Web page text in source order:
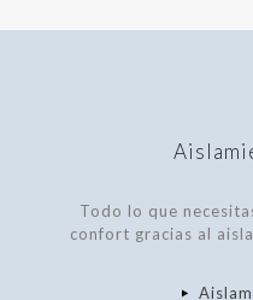
Todo lo que
confort gracias al